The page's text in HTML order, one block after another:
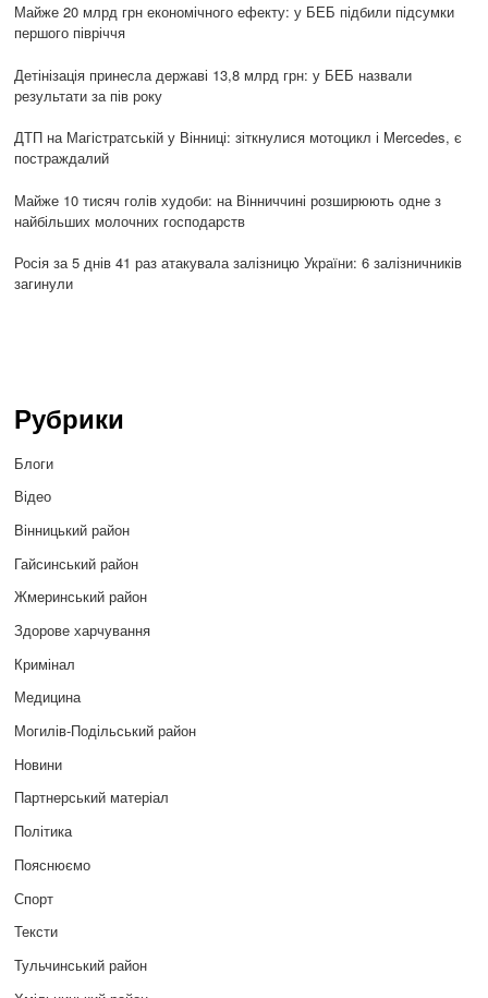
Майже 20 млрд грн економічного ефекту: у БЕБ підбили підсумки
першого півріччя
Детінізація принесла державі 13,8 млрд грн: у БЕБ назвали
результати за пів року
ДТП на Магістратській у Вінниці: зіткнулися мотоцикл і Mercedes, є
постраждалий
Майже 10 тисяч голів худоби: на Вінниччині розширюють одне з
найбільших молочних господарств
Росія за 5 днів 41 раз атакувала залізницю України: 6 залізничників
загинули
Рубрики
Блоги
Відео
Вінницький район
Гайсинський район
Жмеринський район
Здорове харчування
Кримінал
Медицина
Могилів-Подільський район
Новини
Партнерський матеріал
Політика
Пояснюємо
Спорт
Тексти
Тульчинський район